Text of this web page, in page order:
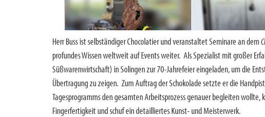
Herr Buss ist selbständiger Chocolatier und veranstaltet Seminare an dem
profundes Wissen weltweit auf Events weiter. Als Spezialist mit großer
Süßwarenwirtschaft) in Solingen zur 70-Jahrefeier eingeladen, um die
Übertragung zu zeigen. Zum Auftrag der Schokolade setzte er die
Tagesprogramms den gesamten Arbeitsprozess genauer begleiten
Fingerfertigkeit und schuf ein detailliertes Kunst- und Meisterwerk.